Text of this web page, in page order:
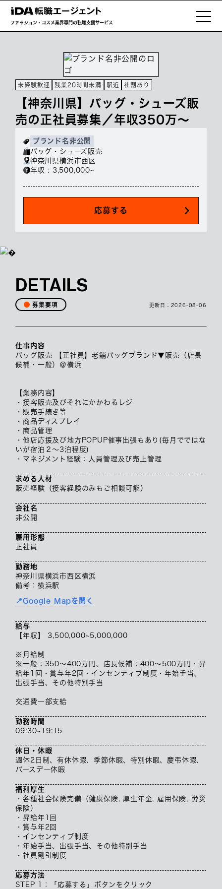
ファッション・コスメ業界専門の転職支援サービス
未経験歓迎 残業20時間未満 駅近 社割あり
【神奈川県】バッグ・シューズ販
売の正社員募集／年収350万～
ブランド名非公開
バッグ・シューズ販売
神奈川県横浜市西区
年収 : 3,500,000~
応募する
DETAILS
募集要項 更新日： 2026-08-06
仕事内容
バッグ販売 【正社員】老舗バッグブランド▼販売（店長
候補・一般）＠横浜
【業務内容】
・接客販売及びそれにかかわるレジ
・販売手続き等
・商品ディスプレイ
・商品管理
・他店応援及び地方POPUP催事出張もあり(毎月でではな
いが宿泊２～3泊程度)
・マネジメント経験：人員管理及び売上管理
求める人材
販売経験（接客経験のみもご相談可能）
会社名
非公開
雇用形態
正社員
勤務地
神奈川県横浜市西区横浜
備考：横浜駅
📍Google Mapを開く
給与
【年収】 3,500,000~5,000,000
※月給制
※一般：350～400万円、店長候補：400～500万円・昇
給年1回・賞与年2回・インセンティブ制度・年始手当、
出張手当、その他特別手当
交通費一部支給
勤務時間
09:30~19:15
休日・休暇
週休2日制、有休休暇、季節休暇、特別休暇、慶弔休暇、
バースデー休暇
福利厚生
・各種社会保険完備（健康保険, 厚生年金, 雇用保険, 労災
保険）
・昇給年1回
・賞与年2回
・インセンティブ制度
・年始手当、出張手当、その他特別手当
・社員割引制度
応募方法
STEP 1：「応募する」ボタンをクリック